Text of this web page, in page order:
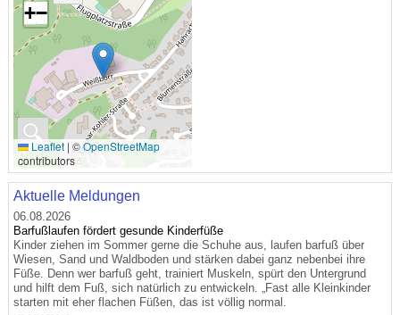
🔍
+−
Leaflet | ©OpenStreetMap
contributors
Aktuelle Meldungen
06.08.2026
Barfußlaufen fördert gesunde Kinderfüße
Kinder ziehen im Sommer gerne die Schuhe aus, laufen barfuß über
Wiesen, Sand und Waldboden und stärken dabei ganz nebenbei ihre
Füße. Denn wer barfuß geht, trainiert Muskeln, spürt den Untergrund
und hilft dem Fuß, sich natürlich zu entwickeln. „Fast alle Kleinkinder
starten mit eher flachen Füßen, das ist völlig normal.